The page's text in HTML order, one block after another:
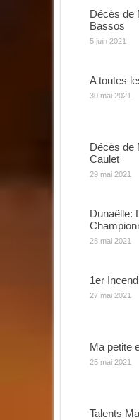
Décès de
Bassos
5 juin 2021
A toutes
30 mai 2021
Décès de
Caulet
29 mai 2021
Dunaëlle:
28 mai 2021
1er
27 mai 2021
Ma petite
25 mai 2021
Talents